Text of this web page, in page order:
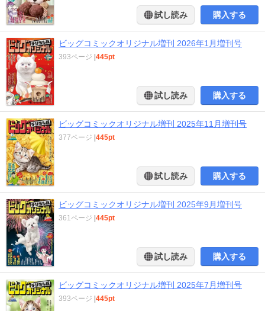
試し読み 購入する
ビッグコミックオリジナル増刊 2026年1月増刊号
393ページ 445pt
試し読み 購入する
ビッグコミックオリジナル増刊 2025年11月増刊号
377ページ 445pt
試し読み 購入する
ビッグコミックオリジナル増刊 2025年9月増刊号
361ページ 445pt
試し読み 購入する
ビッグコミックオリジナル増刊 2025年7月増刊号
393ページ 445pt